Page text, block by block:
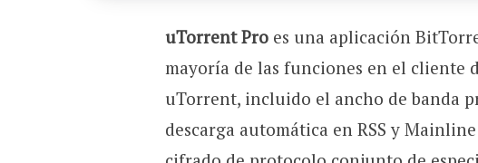
uTorrent Proes una aplicación
mayoría de las funciones en el cliente
uTorrent, incluido el ancho de banda
descarga automática en RSS y